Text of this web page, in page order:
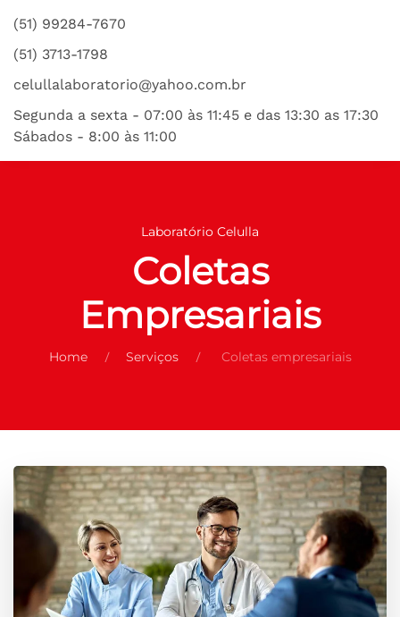
(51) 99284-7670
(51) 3713-1798
celullalaboratorio@yahoo.com.br
Segunda a sexta - 07:00 às 11:45 e das 13:30 as 17:30
Sábados - 8:00 às 11:00
Laboratório Celulla
Coletas
Empresariais
Home Serviços Coletas empresariais